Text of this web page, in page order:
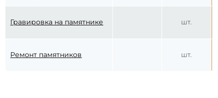
Гравировка на памятнике шт.
Ремонт памятников шт.